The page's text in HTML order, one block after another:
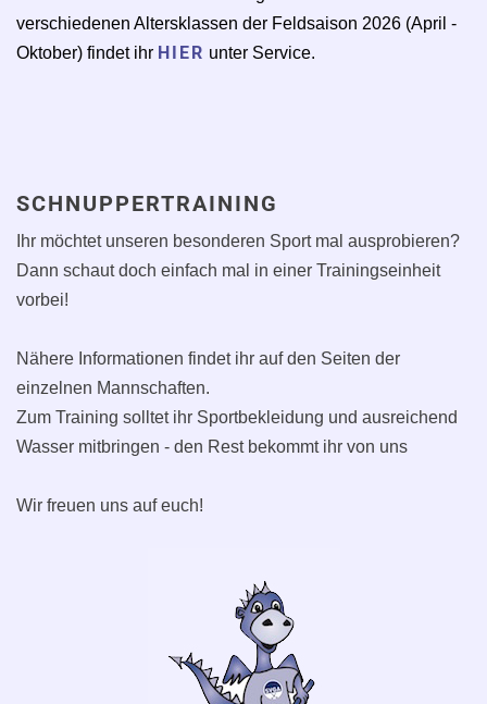
verschiedenen Altersklassen der Feldsaison 2026 (April -
Oktober) findet ihr HIER unter Service.
SCHNUPPERTRAINING
Ihr möchtet unseren besonderen Sport mal ausprobieren?
Dann schaut doch einfach mal in einer Trainingseinheit
vorbei!
Nähere Informationen findet ihr auf den Seiten der
einzelnen Mannschaften.
Zum Training solltet ihr Sportbekleidung und ausreichend
Wasser mitbringen - den Rest bekommt ihr von uns
Wir freuen uns auf euch!